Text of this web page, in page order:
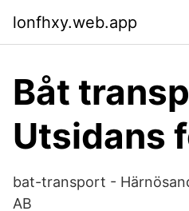
lonfhxy.web.app
Båt
Utsidans
bat-transport -
AB